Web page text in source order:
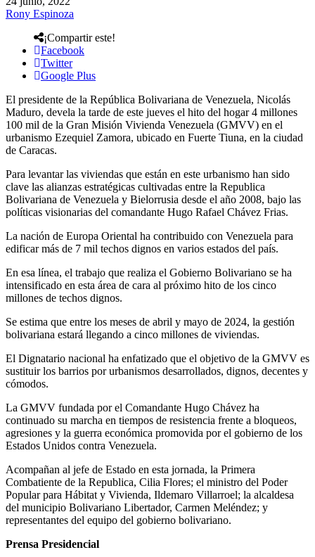
Rony Espinoza
¡Compartir este!
Facebook
Twitter
Google Plus
El presidente de la República Bolivariana de Venezuela, Nicolás
Maduro, devela la tarde de este jueves el hito del hogar 4 millones
100 mil de la Gran Misión Vivienda Venezuela (GMVV) en el
urbanismo Ezequiel Zamora, ubicado en Fuerte Tiuna, en la ciudad
de Caracas.
Para levantar las viviendas que están en este urbanismo han sido
clave las alianzas estratégicas cultivadas entre la Republica
Bolivariana de Venezuela y Bielorrusia desde el año 2008, bajo las
políticas visionarias del comandante Hugo Rafael Chávez Frias.
La nación de Europa Oriental ha contribuido con Venezuela para
edificar más de 7 mil techos dignos en varios estados del país.
En esa línea, el trabajo que realiza el Gobierno Bolivariano se ha
intensificado en esta área de cara al próximo hito de los cinco
millones de techos dignos.
Se estima que entre los meses de abril y mayo de 2024, la gestión
bolivariana estará llegando a cinco millones de viviendas.
El Dignatario nacional ha enfatizado que el objetivo de la GMVV es
sustituir los barrios por urbanismos desarrollados, dignos, decentes y
cómodos.
La GMVV fundada por el Comandante Hugo Chávez ha
continuado su marcha en tiempos de resistencia frente a bloqueos,
agresiones y la guerra económica promovida por el gobierno de los
Estados Unidos contra Venezuela.
Acompañan al jefe de Estado en esta jornada, la Primera
Combatiente de la Republica, Cilia Flores; el ministro del Poder
Popular para Hábitat y Vivienda, Ildemaro Villarroel; la alcaldesa
del municipio Bolivariano Libertador, Carmen Meléndez; y
representantes del equipo del gobierno bolivariano.
Prensa Presidencial